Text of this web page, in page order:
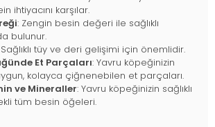
ihtiyacını karşılar.
: Zengin besin değeri ile sağlıklı
bulunur.
tüy ve deri gelişimi için önemlidir.
Et Parçaları: Yavru köpeğinizin
kolayca çiğnenebilen et parçaları.
ve Mineraller: Yavru köpeğinizin sağlıklı
tüm besin öğeleri.